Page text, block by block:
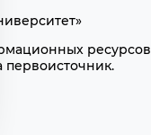
ресурсов
первоисточник.